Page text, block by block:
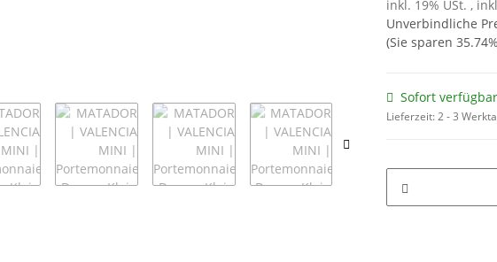
inkl. 19% USt. ,
Unverbindliche
(Sie sparen 35.74%
Sofort verfügbar
Lieferzeit:2 - 3